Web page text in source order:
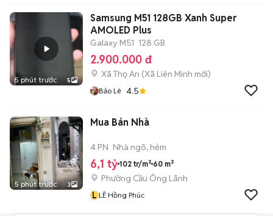
5 phút trước 5
Samsung M51 128GB Xanh Super
AMOLED Plus
Galaxy M51 128 GB
2.900.000 đ
Xã Thọ An (Xã Liên Minh mới)
Bảo Lê 4.5
5 phút trước 3
Mua Bán Nhà
4 PN Nhà ngõ, hẻm
6,1 tỷ 102 tr/m² 60 m²
Phường Cầu Ông Lãnh
L LÊ Hồng Phúc